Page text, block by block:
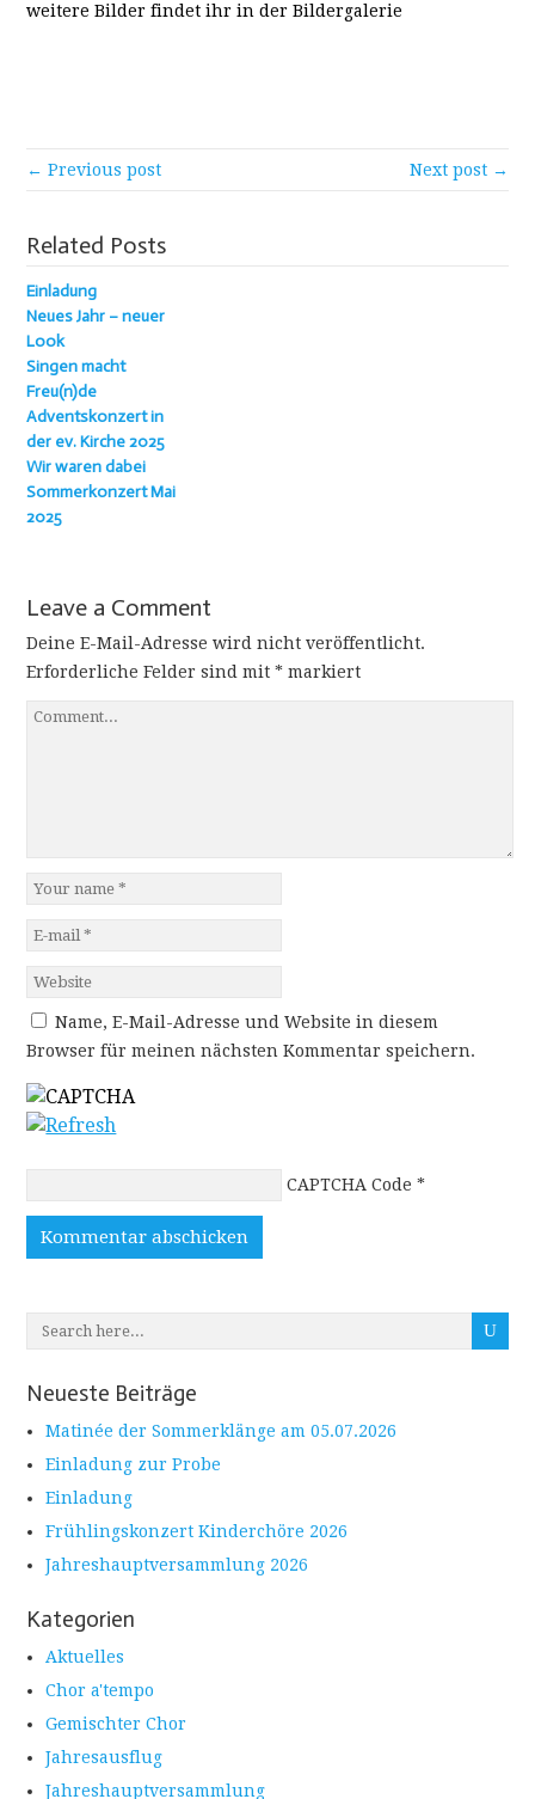
weitere Bilder findet ihr in der Bildergalerie
← Previous post Next post →
Related Posts
Einladung
Neues Jahr – neuer
Look
Singen macht
Freu(n)de
Adventskonzert in
der ev. Kirche 2025
Wir waren dabei
Sommerkonzert Mai
2025
Leave a Comment
Deine E-Mail-Adresse wird nicht veröffentlicht.
Erforderliche Felder sind mit* markiert
Name, E-Mail-Adresse und Website in diesem
Browser für meinen nächsten Kommentar speichern.
CAPTCHA Code *
Neueste Beiträge
Matinée der Sommerklänge am 05.07.2026
Einladung zur Probe
Einladung
Frühlingskonzert Kinderchöre 2026
Jahreshauptversammlung 2026
Kategorien
Aktuelles
Chor a'tempo
Gemischter Chor
Jahresausflug
Jahreshauptversammlung